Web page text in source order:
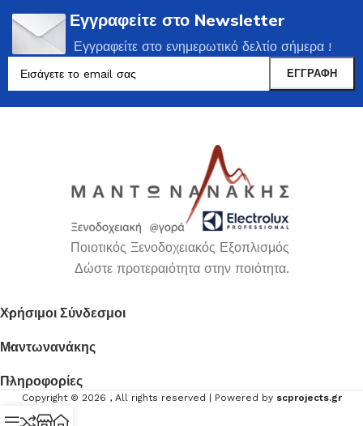
Εγγραφείτε στο Newsletter
Εγγραφείτε στο ενημερωτικό δελτίο σήμερα !
Ποιοτικός Ξενοδοχειακός Εξοπλισμός
Δώστε προτεραιότητα στην ποιότητα.
Χρήσιμοι Σύνδεσμοι
Μαντωνανάκης
Πληροφορίες
Copyright © 2026 , All rights reserved | Powered by scprojects.gr